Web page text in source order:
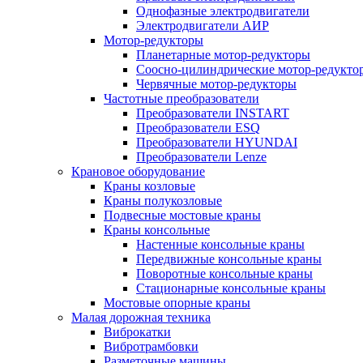
Однофазные электродвигатели
Электродвигатели АИР
Мотор-редукторы
Планетарные мотор-редукторы
Соосно-цилиндрические мотор-
Червячные мотор-редукторы
Частотные преобразователи
Преобразователи INSTART
Преобразователи ESQ
Преобразователи HYUNDAI
Преобразователи Lenze
Крановое оборудование
Краны козловые
Краны полукозловые
Подвесные мостовые краны
Краны консольные
Настенные консольные краны
Передвижные консольные краны
Поворотные консольные краны
Стационарные консольные краны
Мостовые опорные краны
Малая дорожная техника
Виброкатки
Вибротрамбовки